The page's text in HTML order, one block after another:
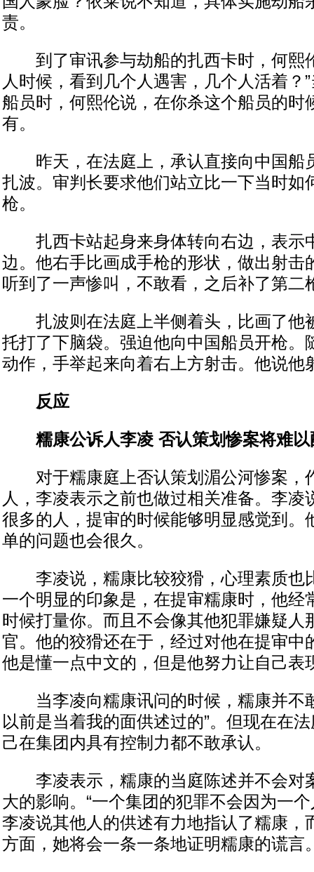
责。
到了审讯参与劫船的扎西卡时，何熙
人时候，看到几个人遇害，几个人活着？
船员时，何熙伦说，在你杀这个船员的时
有。
昨天，在法庭上，承认直接向中国船
扎波。审判长要求他们站立比一下当时如
枪。
扎西卡站起身来身体转向右边，表示
边。他右手比画成手枪的形状，做出射击
听到了一声惨叫，不敢看，之后补了第二
扎波则在法庭上半侧着头，比画了他
托打了下脑袋。强迫他向中国船员开枪。
动作，手举起来向着右上方射击。他说他
反应
糯康公诉人李凌 否认策划惨案将难以
对于糯康庭上否认策划湄公河惨案，
人，李凌表示之前也做过相关准备。李凌
很多的人，提审的时候能够明显感觉到。
单的问题也会很久。
李凌说，糯康比较狡猾，心理素质也
一个明显的印象是，在提审糯康时，他经
时候打量你。而且不会像其他犯罪嫌疑人
官。他的狡猾还在于，经过对他在提审中
他是懂一点中文的，但是他努力让自己表
当李凌向糯康讯问的时候，糯康并不
以前是当着我的面供述过的”。但现在在
己在集团内具有控制力都不敢承认。
李凌表示，糯康的当庭陈述并不会对
大的影响。“一个集团的犯罪不会因为一
李凌说其他人的供述有力地指认了糯康，
方面，她将会一条一条地证明糯康的谎言